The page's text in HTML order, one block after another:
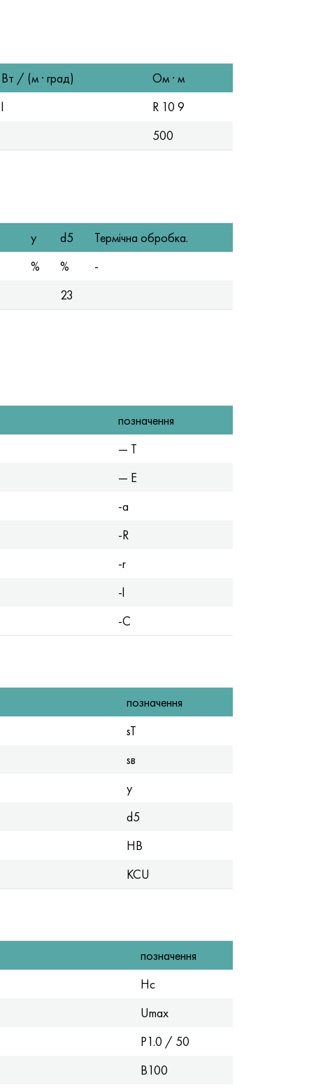
Вт / (м · град)
Ом · м
l
R 10 9
500
y d5
Термічна обробка.
% %
-
23
позначення
— T
— E
-a
-R
-r
-l
-C
позначення
sT
sв
y
d5
HB
KCU
позначення
Hc
Umax
P1.0 / 50
B100